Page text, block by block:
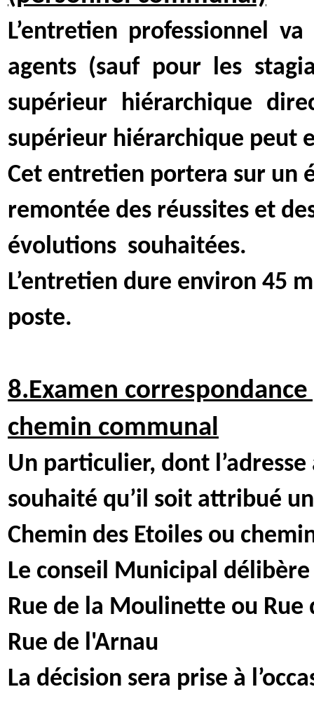
L’entretien professionnel
agents (sauf pour les
supérieur hiérarchique
supérieur hiérarchique peut
Cet entretien portera sur un
remontée des réussites et
évolutions souhaitées.
L’entretien dure environ 45
poste.
8.Examen
chemin communal
Un particulier, dont
souhaité qu’il soit attribué
Chemin des Etoiles ou
Le conseil Municipal
Rue de la Moulinette ou Rue
Rue de l'Arnau
La décision sera prise à